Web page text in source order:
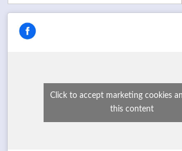
Click to accept marketing cookies
this content